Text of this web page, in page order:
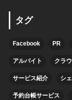
タグ
Facebook PR
アルバイト クラ
サービス紹介 シ
予約台帳サービス